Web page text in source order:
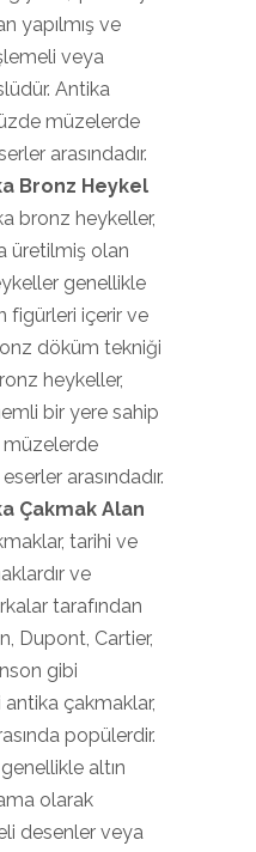
yapılmış ve
veya
Antika
müzelerde
arasındadır.
Bronz Heykel
bronz heykeller,
üretilmiş olan
genellikle
figürleri içerir ve
döküm tekniği
heykeller,
bir yere sahip
arasındadır.
Çakmak Alan
tarihi ve
ve
tarafından
Dupont, Cartier,
gibi
çakmaklar,
popülerdir.
altın
olarak
desenler veya